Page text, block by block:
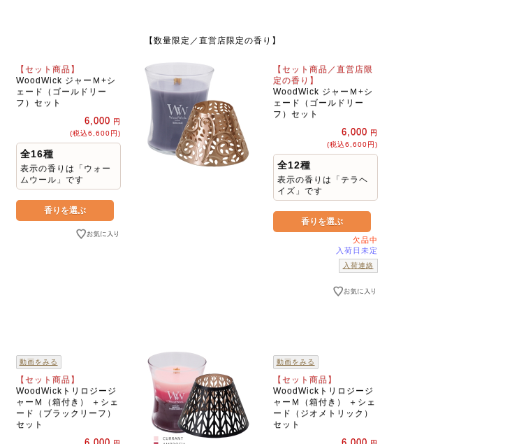
【セット商品】
WoodWick ジャーＭ+シ
ェード（ゴールドリー
フ）セット
6,000 円
(税込6,600円)
全16種
表示の香りは「ウォー
ムウール」です
【数量限定／直営店限定の香り】
【セット商品／直営店限
定の香り】
WoodWick ジャーＭ+シ
ェード（ゴールドリー
フ）セット
6,000 円
(税込6,600円)
全12種
表示の香りは「テラヘ
イズ」です
欠品中
入荷日未定
入荷連絡
動画をみる
【セット商品】
WoodWickトリロジージ
ャーＭ（箱付き） ＋シェ
ード（ブラックリーフ）
セット
動画をみる
【セット商品】
WoodWickトリロジージ
ャーＭ（箱付き） ＋シェ
ード（ジオメトリック）
セット